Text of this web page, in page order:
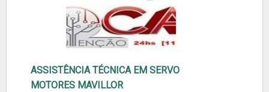
ASSISTÊNCIA TÉCNICA EM SERVO
MOTORES MAVILLOR